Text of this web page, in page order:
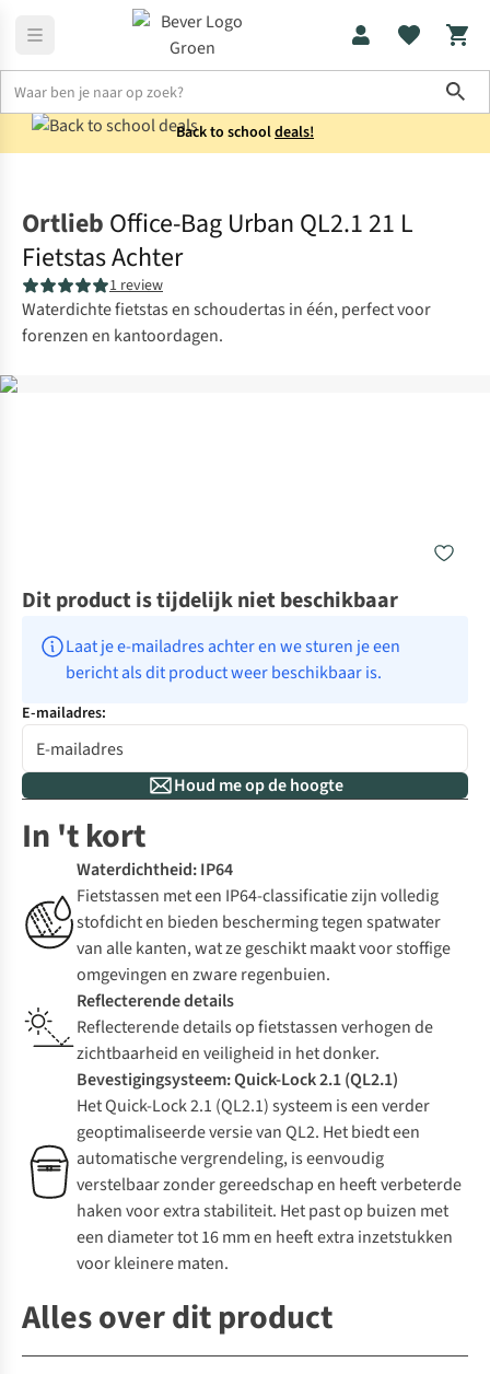
Back to schooldeals!
Ortlieb Office-Bag Urban QL2.1 21 L
Fietstas Achter
1 review
Waterdichte fietstas en schoudertas in één, perfect voor
forenzen en kantoordagen.
Dit product is tijdelijk niet beschikbaar
Laat je e-mailadres achter en we sturen je een
bericht als dit product weer beschikbaar is.
E-mailadres:
Houd me op de hoogte
In 't kort
Waterdichtheid: IP64
Fietstassen met een IP64-classificatie zijn volledig
stofdicht en bieden bescherming tegen spatwater
van alle kanten, wat ze geschikt maakt voor stoffige
omgevingen en zware regenbuien.
Reflecterende details
Reflecterende details op fietstassen verhogen de
zichtbaarheid en veiligheid in het donker.
Bevestigingsysteem: Quick-Lock 2.1 (QL2.1)
Het Quick-Lock 2.1 (QL2.1) systeem is een verder
geoptimaliseerde versie van QL2. Het biedt een
automatische vergrendeling, is eenvoudig
verstelbaar zonder gereedschap en heeft verbeterde
haken voor extra stabiliteit. Het past op buizen met
een diameter tot 16 mm en heeft extra inzetstukken
voor kleinere maten.
Alles over dit product